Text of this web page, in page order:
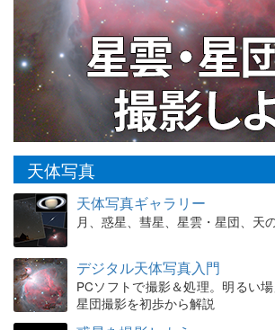
天体写真
天体写真ギャラリー
月、惑星、彗星、星雲・星団、天
デジタル天体写真入門
PCソフトで撮影＆処理。明るい
星団撮影を初歩から解説